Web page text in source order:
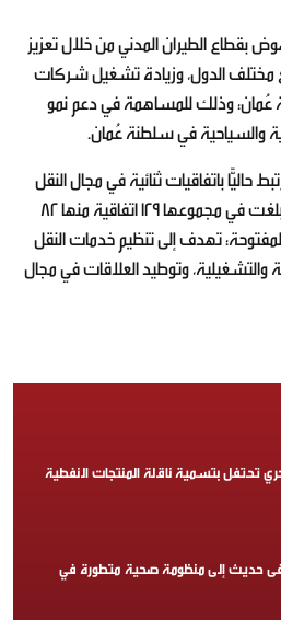
بقطاع الطيران المدني من خلال تعزيز
مختلف الدول، وزيادة تشغيل شركات
عُمان؛ وذلك للمساهمة في دعم نمو
والسياحية في سلطنة عُمان.
حاليًّا باتفاقيات ثنائية في مجال النقل
الجوي مع العديد من دول العالم بلغت في مجموعها 129 اتفاقية منها 82
تهدف إلى تنظيم خدمات النقل
والتشغيلية، وتوطيد العلاقات في مجال
تحتفل بتسمية ناقلة المنتجات النفطية
حديث إلى منظومة صحية متطورة في